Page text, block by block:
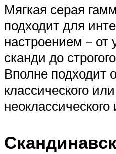
Мягкая серая
подходит для
настроением – от
сканди до
Вполне подходит
классического или